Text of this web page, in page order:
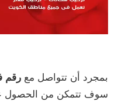
بمجرد أن تتواصل مع رقم
سوف تتمكن من الحصول